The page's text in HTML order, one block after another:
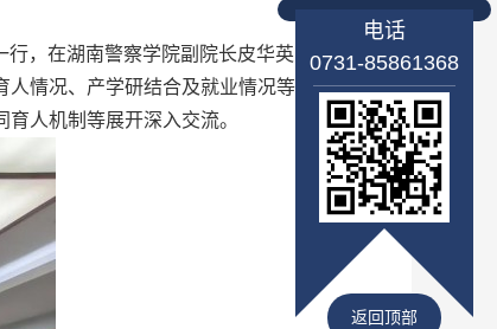
，在湖南警察学院副院长皮华英、教务处
情况、产学研结合及就业情况等，并召开
人机制等展开深入交流。
电话
0731-85861368
返回顶部